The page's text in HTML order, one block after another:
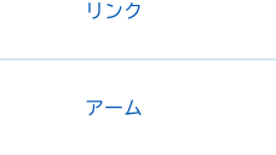
リンク
アーム